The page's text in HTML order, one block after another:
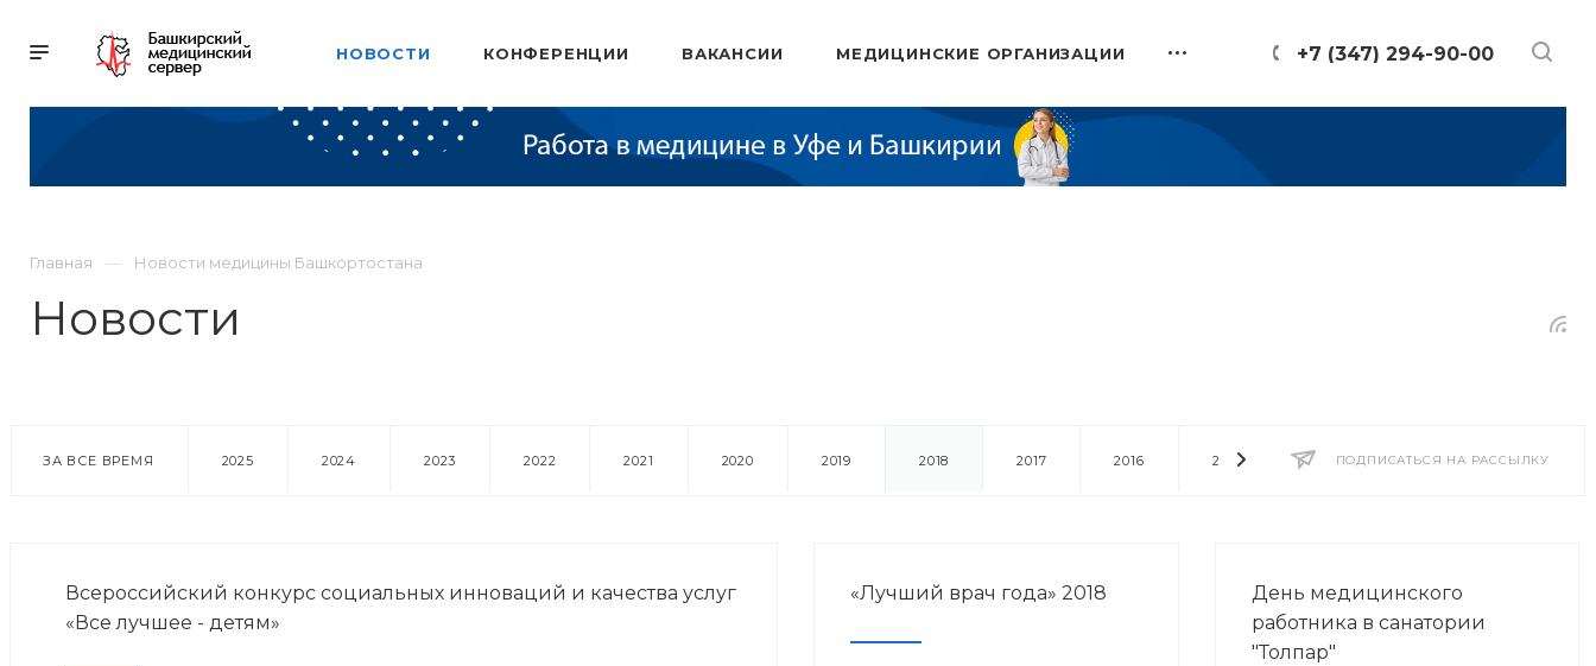
+7 (347) 294-90-00
НОВОСТИ КОНФЕРЕНЦИИ ВАКАНСИИ МЕДИЦИНСКИЕ ОРГАНИЗАЦИИ
Главная Новости медицины Башкортостана
Новости
ПОДПИСАТЬСЯ НА РАССЫЛКУ
ЗА ВСЕ ВРЕМЯ 2025 2024 2023 2022 2021 2020 2019 2018 2017 2016 2014 2013 2012 2011
Всероссийский конкурс социальных инноваций и качества услуг
«Все лучшее - детям»
«Лучший врач года» 2018
День медицинского
работника в санатории
"Толпар"